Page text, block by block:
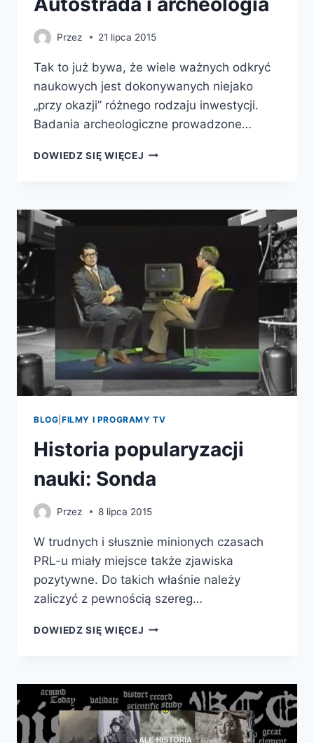
Przez 21 lipca 2015
Tak to już bywa, że wiele ważnych odkryć
naukowych jest dokonywanych niejako
„przy okazji” różnego rodzaju inwestycji.
Badania archeologiczne prowadzone…
DOWIEDZ SIĘ WIĘCEJ AUTOSTRADA
BLOG FILMY I PROGRAMY TV
Historia popularyzacji
nauki: Sonda
Przez 8 lipca 2015
W trudnych i słusznie minionych czasach
PRL-u miały miejsce także zjawiska
pozytywne. Do takich właśnie należy
zaliczyć z pewnością szereg…
DOWIEDZ SIĘ WIĘCEJ HISTORIA